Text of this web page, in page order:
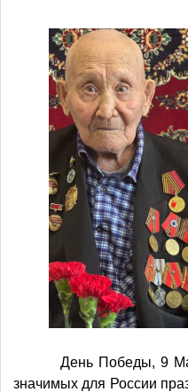
День Победы, 9
значимых для России